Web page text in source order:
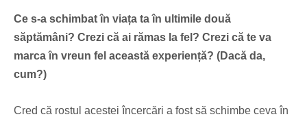
Ce s-a schimbat în viața ta în ultimile două
săptămâni? Crezi că ai rămas la fel? Crezi că te va
marca în vreun fel această experiență? (Dacă da,
cum?)
Cred că rostul acestei încercări a fost să schimbe ceva în